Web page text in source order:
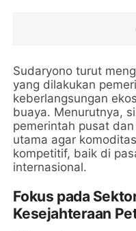
Sudaryono turut
yang dilakukan
keberlangsungan
buaya. Menurutnya,
pemerintah pusat
utama agar
kompetitif, baik di
internasional.
Fokus pada
Kesejahteraan